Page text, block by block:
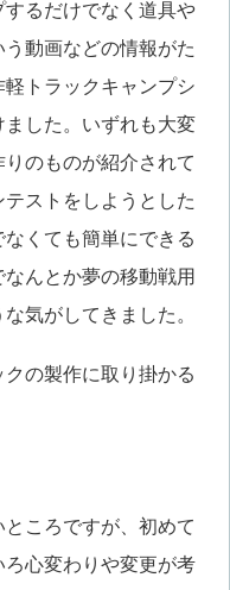
るだけでなく道具や
動画などの情報がた
トラックキャンプシ
した。いずれも大変
のものが紹介されて
ストをしようとした
くても簡単にできる
んとか夢の移動戦用
気がしてきました。
の製作に取り掛かる
ころですが、初めて
心変わりや変更が考